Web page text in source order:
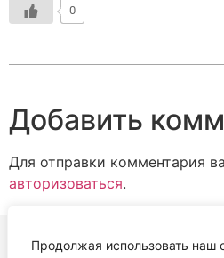
Продолжая использовать наш
0
Добавить
Для отправки комментария
авторизоваться.